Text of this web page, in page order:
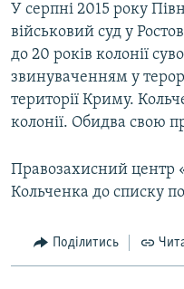
У серпні 2015 року
військовий суд у
до 20 років колонії
звинуваченням у
території Криму.
колонії. Обидва свою
Правозахисний центр
Кольченка до списку
Поділитись